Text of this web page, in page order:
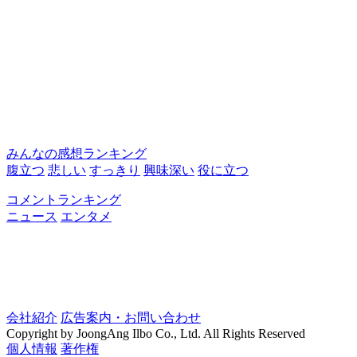
みんなの感想ランキング
腹立つ 悲しい すっきり 興味深い 役に立つ
コメントランキング
ニュース エンタメ
会社紹介 広告案内・お問い合わせ
Copyright by JoongAng Ilbo Co., Ltd. All Rights Reserved
個人情報 著作権